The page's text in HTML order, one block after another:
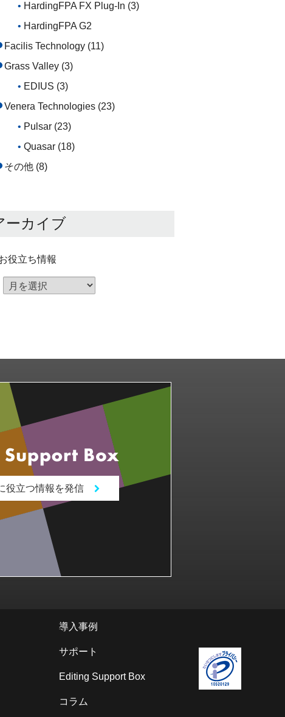
HardingFPA FX Plug-In (3)
HardingFPA G2
Facilis Technology (11)
Grass Valley (3)
EDIUS (3)
Venera Technologies (23)
Pulsar (23)
Quasar (18)
その他 (8)
ーカイブ
役立ち情報
役立つ情報を発信
導入事例
サポート
Editing Support Box
コラム